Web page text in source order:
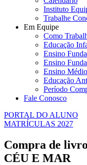
Instituto
Trabalhe
Em Equipe
Como
Educação
Ensino
Ensino
Ensino Médio
Educação
Período
Fale Conosco
PORTAL DO ALUNO
MATRÍCULAS 2027
Compra de
CÉU E MAR